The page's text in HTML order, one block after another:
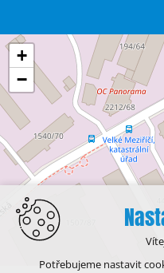
+
−
Potřebujeme nastavit